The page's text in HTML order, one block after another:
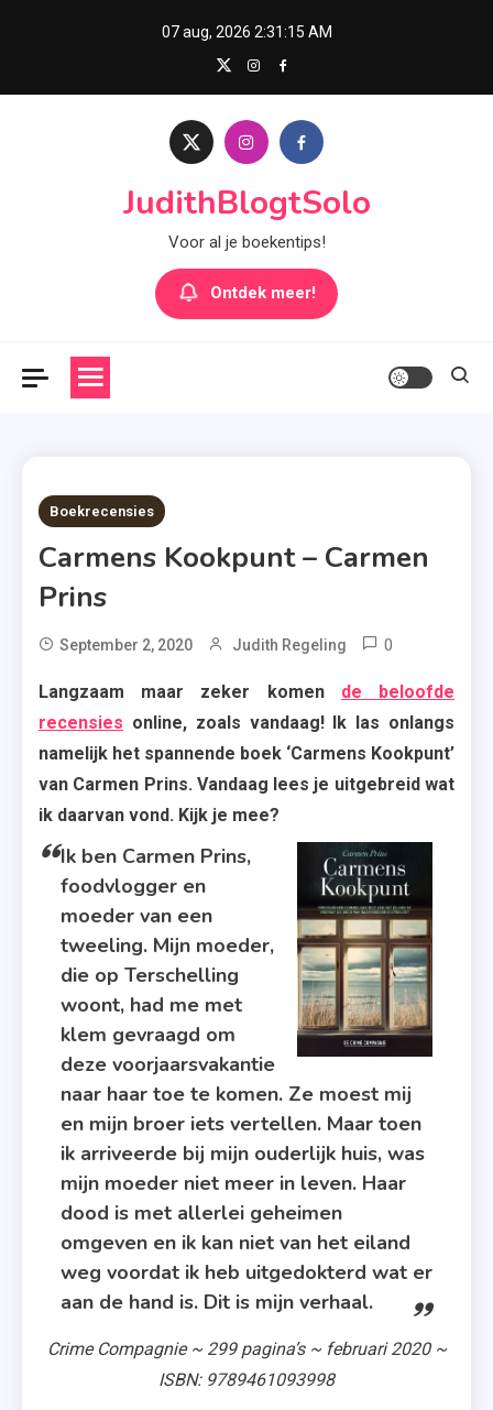
07 aug, 2026 2:31:16 AM
JudithBlogtSolo
Voor al je boekentips!
Ontdek meer!
7 MINS READ
Boekrecensies
Carmens Kookpunt – Carmen
Prins
September 2, 2020 Judith Regeling 0
,
Boeken
,
Carmen
Kookpunt
,
Crime
Compagnie
,
,
,
Langzaam maar zeker komen de beloofde
recensies online, zoals vandaag! Ik las onlangs
namelijk het spannende boek ‘Carmens Kookpunt’
van Carmen Prins. Vandaag lees je uitgebreid wat
ik daarvan vond. Kijk je mee?
Ik ben Carmen Prins,
foodvlogger en
moeder van een
tweeling. Mijn moeder,
die op Terschelling
woont, had me met
klem gevraagd om
deze voorjaarsvakantie
naar haar toe te komen. Ze moest mij
en mijn broer iets vertellen. Maar toen
ik arriveerde bij mijn ouderlijk huis, was
mijn moeder niet meer in leven. Haar
dood is met allerlei geheimen
omgeven en ik kan niet van het eiland
weg voordat ik heb uitgedokterd wat er
aan de hand is. Dit is mijn verhaal.
Crime Compagnie ~ 299 pagina’s ~ februari 2020 ~
ISBN: 9789461093998